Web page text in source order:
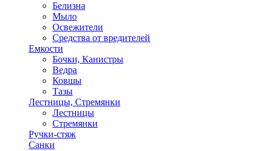
Белизна
Мыло
Освежители
Средства от вредителей
Емкости
Бочки, Канистры
Ведра
Ковшы
Тазы
Лестницы, Стремянки
Лестницы
Стремянки
Ручки-стяж
Санки